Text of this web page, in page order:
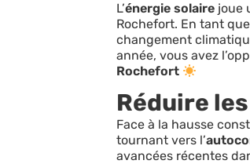
L’énergie solairejoue
Rochefort. En tant
changement
année, vous avez
Rochefort
Réduire
Face à la hausse
tournant vers l’
avancées récentes